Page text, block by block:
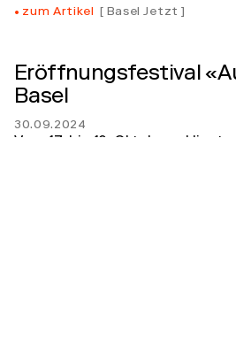
zum Artikel Basel Jetzt
Eröffnungsfestival
Basel
30.09.2024